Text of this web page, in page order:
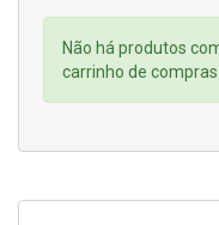
Não há produtos
carrinho de compras.